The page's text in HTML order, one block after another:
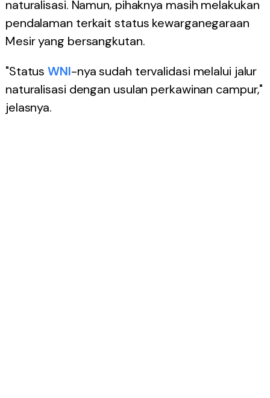
naturalisasi. Namun, pihaknya masih melakukan
pendalaman terkait status kewarganegaraan
Mesir yang bersangkutan.
"StatusWNI-nya sudah tervalidasi melalui jalur
naturalisasi dengan usulan perkawinan campur,"
jelasnya.